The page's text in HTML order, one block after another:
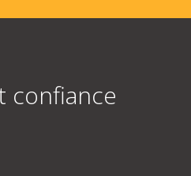
confiance